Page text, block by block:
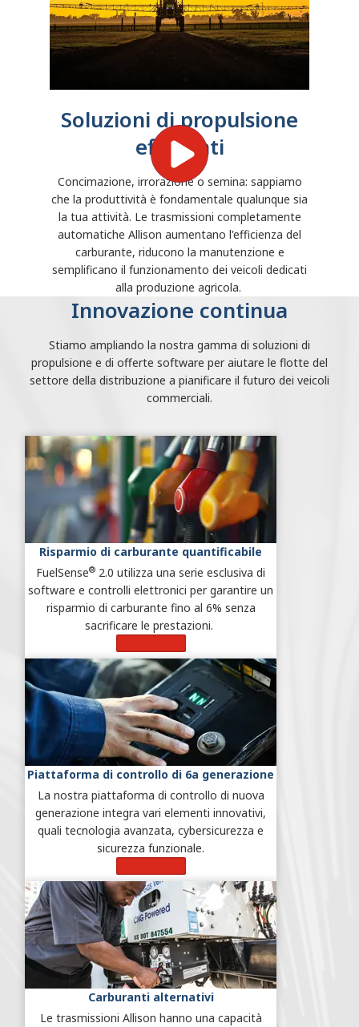
Soluzioni di propulsione
efficienti
Concimazione, irrorazione o semina: sappiamo
che la produttività è fondamentale qualunque sia
la tua attività. Le trasmissioni completamente
automatiche Allison aumentano l'efficienza del
carburante, riducono la manutenzione e
semplificano il funzionamento dei veicoli dedicati
alla produzione agricola.
Innovazione continua
Stiamo ampliando la nostra gamma di soluzioni di
propulsione e di offerte software per aiutare le flotte del
settore della distribuzione a pianificare il futuro dei veicoli
commerciali.
Risparmio di carburante quantificabile
FuelSense® 2.0 utilizza una serie esclusiva di
software e controlli elettronici per garantire un
risparmio di carburante fino al 6% senza
sacrificare le prestazioni.
Piattaforma di controllo di 6a generazione
La nostra piattaforma di controllo di nuova
generazione integra vari elementi innovativi,
quali tecnologia avanzata, cybersicurezza e
sicurezza funzionale.
Carburanti alternativi
Le trasmissioni Allison hanno una capacità